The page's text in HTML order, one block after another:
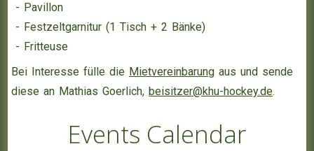
- Pavillon
- Festzeltgarnitur (1 Tisch + 2 Bänke)
- Fritteuse
Bei Interesse fülle die Mietvereinbarung aus und sende
diese an Mathias Goerlich,beisitzer@khu-hockey.de.
Events Calendar